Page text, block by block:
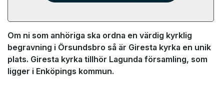
Om ni som anhöriga ska ordna en värdig kyrklig
begravning i Örsundsbro så är Giresta kyrka en unik
plats. Giresta kyrka tillhör Lagunda församling, som
ligger i Enköpings kommun.